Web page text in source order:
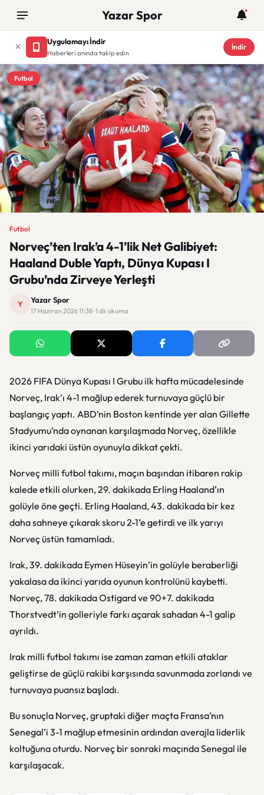
Yazar Spor
Uygulamayı İndir
Haberleri anında takip edin
İndir
Futbol
Futbol
Norveç’ten Irak’a 4-1’lik Net Galibiyet:
Haaland Duble Yaptı, Dünya Kupası I
Grubu’nda Zirveye Yerleşti
Y Yazar Spor
17 Haziran 2026 11:38 · 1 dk okuma
2026 FIFA Dünya Kupası I Grubu ilk hafta mücadelesinde
Norveç, Irak’ı 4-1 mağlup ederek turnuvaya güçlü bir
başlangıç yaptı. ABD’nin Boston kentinde yer alan Gillette
Stadyumu’nda oynanan karşılaşmada Norveç, özellikle
ikinci yarıdaki üstün oyunuyla dikkat çekti.
Norveç milli futbol takımı, maçın başından itibaren rakip
kalede etkili olurken, 29. dakikada Erling Haaland’ın
golüyle öne geçti. Erling Haaland, 43. dakikada bir kez
daha sahneye çıkarak skoru 2-1’e getirdi ve ilk yarıyı
Norveç üstün tamamladı.
Irak, 39. dakikada Eymen Hüseyin’in golüyle beraberliği
yakalasa da ikinci yarıda oyunun kontrolünü kaybetti.
Norveç, 78. dakikada Ostigard ve 90+7. dakikada
Thorstvedt’in golleriyle farkı açarak sahadan 4-1 galip
ayrıldı.
Irak milli futbol takımı ise zaman zaman etkili ataklar
geliştirse de güçlü rakibi karşısında savunmada zorlandı ve
turnuvaya puansız başladı.
Bu sonuçla Norveç, gruptaki diğer maçta Fransa’nın
Senegal’i 3-1 mağlup etmesinin ardından averajla liderlik
koltuğuna oturdu. Norveç bir sonraki maçında Senegal ile
karşılaşacak.